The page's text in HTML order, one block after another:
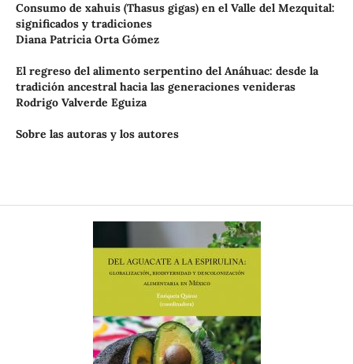
Consumo de xahuis (Thasus gigas) en el Valle del Mezquital:
significados y tradiciones
Diana Patricia Orta Gómez
El regreso del alimento serpentino del Anáhuac: desde la
tradición ancestral hacia las generaciones venideras
Rodrigo Valverde Eguiza
Sobre las autoras y los autores